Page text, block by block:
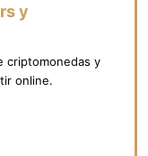
y
criptomonedas y
online.